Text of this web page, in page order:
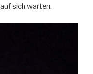
sich warten.